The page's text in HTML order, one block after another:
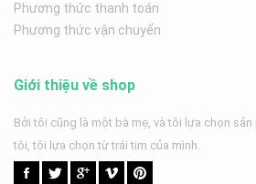
Phương thức thanh toán
Phương thức vận chuyển
Giới thiệu về shop
Bởi tôi cũng là một bà mẹ, và tôi lựa chọn
tôi, tôi lựa chọn từ trái tim của mình.